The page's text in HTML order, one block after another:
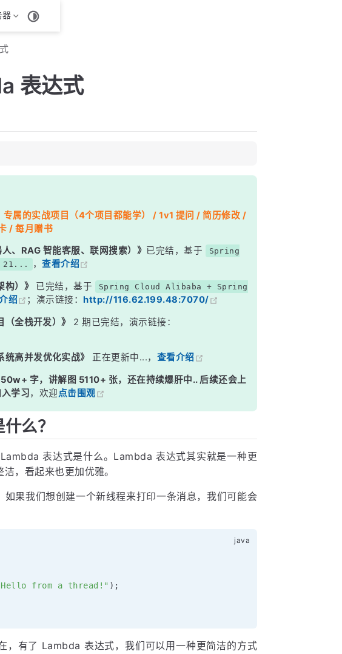
器
表达式
专属的实战项目（4个项目都能学） / 1v1 提问 / 简历修改 /
/ 每月赠书
、RAG 智能客服、联网搜索）》 已完结，基于
Spring
21...
，查看介绍
构）》 已完结，基于
Spring Cloud Alibaba + Spring
绍 ；演示链接：http://116.62.199.48:7070/
（全栈开发）》
2 期已完结，演示链接：
统高并发优化实战》 正在更新中...， 查看介绍
字，讲解图 5110+ 张，还在持续爆肝中.. 后续还会上
学习，欢迎点击围观
么？
表达式是什么。Lambda 表达式其实就是一种更
，看起来也更加优雅。
果我们想创建一个新线程来打印一条消息，我们可能会
from a thread!" ) ;
，有了 Lambda 表达式，我们可以用一种更简洁的方式